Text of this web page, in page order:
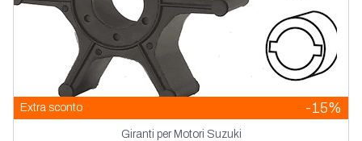
Extra sconto -15%
Giranti per Motori Suzuki